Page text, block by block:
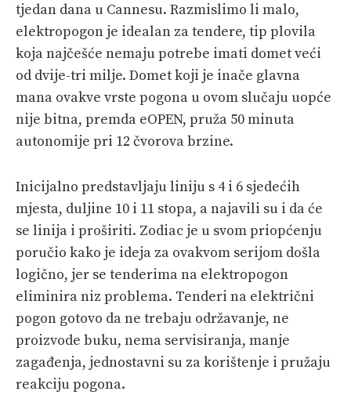
tjedan dana u Cannesu. Razmislimo li malo,
elektropogon je idealan za tendere, tip plovila
koja najčešće nemaju potrebe imati domet veći
od dvije-tri milje. Domet koji je inače glavna
mana ovakve vrste pogona u ovom slučaju uopće
nije bitna, premda eOPEN, pruža 50 minuta
autonomije pri 12 čvorova brzine.
Inicijalno predstavljaju liniju s 4 i 6 sjedećih
mjesta, duljine 10 i 11 stopa, a najavili su i da će
se linija i proširiti. Zodiac je u svom priopćenju
poručio kako je ideja za ovakvom serijom došla
logično, jer se tenderima na elektropogon
eliminira niz problema. Tenderi na električni
pogon gotovo da ne trebaju održavanje, ne
proizvode buku, nema servisiranja, manje
zagađenja, jednostavni su za korištenje i pružaju
reakciju pogona.